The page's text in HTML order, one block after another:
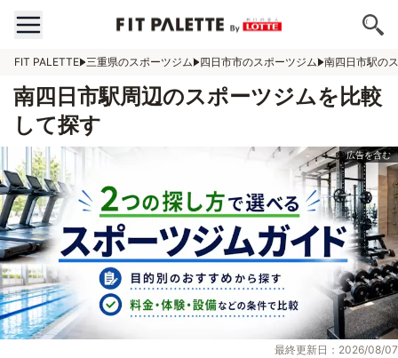
FIT PALETTE 三重県のスポーツジム 四日市市のスポーツジム 南四日市駅の
南四日市駅周辺のスポーツジムを比較
して探す
最終更新日：2026/08/07